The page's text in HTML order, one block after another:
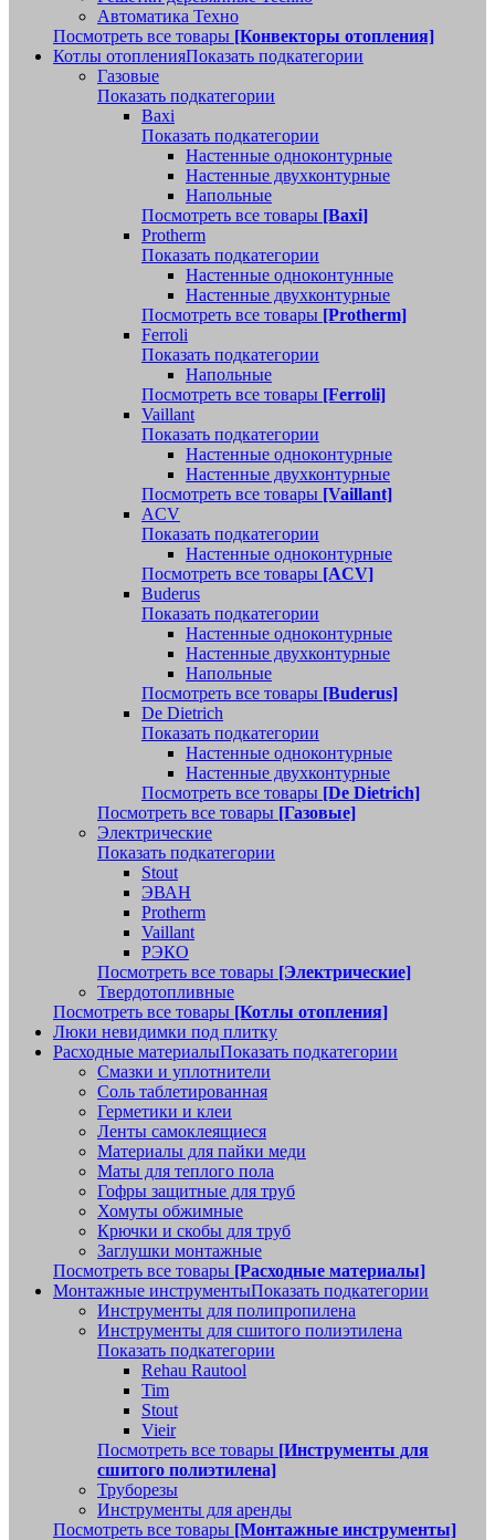
Автоматика Техно
Посмотреть все товары [Конвекторы отопления]
Котлы отопленияПоказать подкатегории
Газовые
Показать подкатегории
Baxi
Показать подкатегории
Настенные одноконтурные
Настенные двухконтурные
Напольные
Посмотреть все товары [Baxi]
Protherm
Показать подкатегории
Настенные одноконтунные
Настенные двухконтурные
Посмотреть все товары [Protherm]
Ferroli
Показать подкатегории
Напольные
Посмотреть все товары [Ferroli]
Vaillant
Показать подкатегории
Настенные одноконтурные
Настенные двухконтурные
Посмотреть все товары [Vaillant]
ACV
Показать подкатегории
Настенные одноконтурные
Посмотреть все товары [ACV]
Buderus
Показать подкатегории
Настенные одноконтурные
Настенные двухконтурные
Напольные
Посмотреть все товары [Buderus]
De Dietrich
Показать подкатегории
Настенные одноконтурные
Настенные двухконтурные
Посмотреть все товары [De Dietrich]
Посмотреть все товары [Газовые]
Электрические
Показать подкатегории
Stout
ЭВАН
Protherm
Vaillant
РЭКО
Посмотреть все товары [Электрические]
Твердотопливные
Посмотреть все товары [Котлы отопления]
Люки невидимки под плитку
Расходные материалыПоказать подкатегории
Смазки и уплотнители
Соль таблетированная
Герметики и клеи
Ленты самоклеящиеся
Материалы для пайки меди
Маты для теплого пола
Гофры защитные для труб
Хомуты обжимные
Крючки и скобы для труб
Заглушки монтажные
Посмотреть все товары [Расходные материалы]
Монтажные инструментыПоказать подкатегории
Инструменты для полипропилена
Инструменты для сшитого полиэтилена
Показать подкатегории
Rehau Rautool
Tim
Stout
Vieir
Посмотреть все товары [Инструменты для
сшитого полиэтилена]
Труборезы
Инструменты для аренды
Посмотреть все товары [Монтажные инструменты]